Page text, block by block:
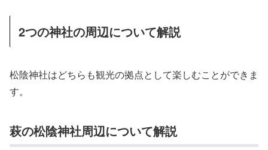
2つの神社の周辺について解説
松陰神社はどちらも観光の拠点として楽しむことができま
す。
萩の松陰神社周辺について解説